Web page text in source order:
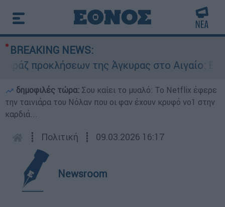
BREAKING NEWS:
προκλήσεων της Άγκυρας στο Αιγαίο:
δημοφιλές τώρα: Σου καίει το μυαλό: Το Netflix έφερε
την ταινιάρα του Νόλαν που οι φαν έχουν κρυφό νο1 στην
καρδιά...
┋ Πολιτική ┋ 09.03.2026 16:17
Newsroom